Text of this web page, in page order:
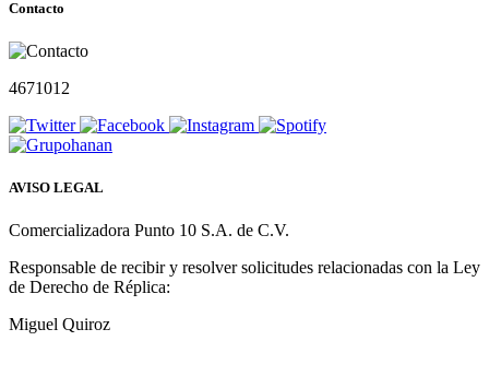
Contacto
4671012
AVISO LEGAL
Comercializadora Punto 10 S.A. de C.V.
Responsable de recibir y resolver solicitudes relacionadas con la Ley
de Derecho de Réplica:
Miguel Quiroz